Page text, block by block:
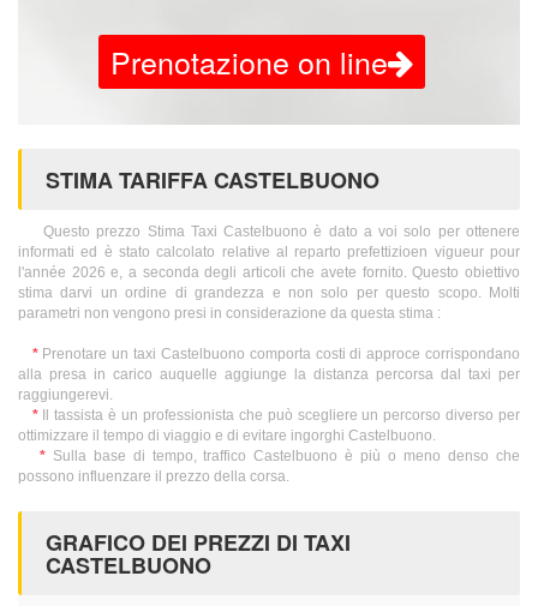
Prenotazione on line
STIMA TARIFFA CASTELBUONO
Questo prezzo Stima Taxi Castelbuono è dato a voi solo per ottenere
informati ed è stato calcolato relative al reparto prefettizioen vigueur pour
l'année 2026 e, a seconda degli articoli che avete fornito. Questo obiettivo
stima darvi un ordine di grandezza e non solo per questo scopo. Molti
parametri non vengono presi in considerazione da questa stima :
*Prenotare un taxi Castelbuono comporta costi di approce corrispondano
alla presa in carico auquelle aggiunge la distanza percorsa dal taxi per
raggiungerevi.
*Il tassista è un professionista che può scegliere un percorso diverso per
ottimizzare il tempo di viaggio e di evitare ingorghi Castelbuono.
*Sulla base di tempo, traffico Castelbuono è più o meno denso che
possono influenzare il prezzo della corsa.
GRAFICO DEI PREZZI DI TAXI
CASTELBUONO